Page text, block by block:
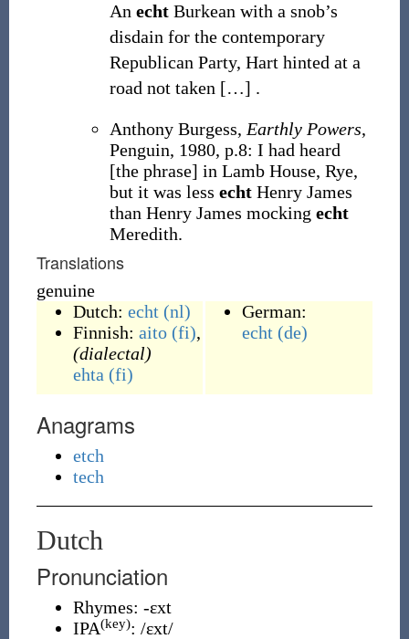
An echtBurkean with a snob’s
disdain for the contemporary
Republican Party, Hart hinted at a
road not taken […] .
Anthony Burgess, Earthly Powers,
Penguin, 1980, p.8: I had heard
[the phrase] in Lamb House, Rye,
but it was less echtHenry James
than Henry James mocking echt
Meredith.
Translations
genuine
Dutch: echt (nl)
Finnish: aito (fi),
(dialectal)
ehta (fi)
German:
echt (de)
Anagrams
etch
tech
Dutch
Pronunciation
Rhymes: -ɛxt
IPA(key): /ɛxt/